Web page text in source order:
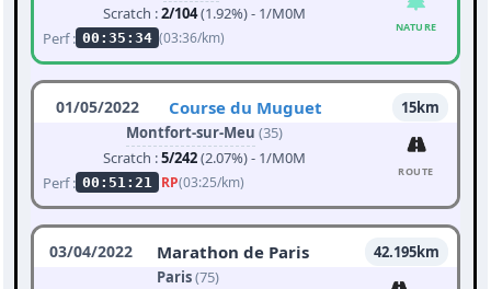
Scratch :2/104(1.92%) - 1/M0M
Perf : 00:35:34 (03:36/km)
NATURE
01/05/2022 Course du Muguet
15km
Montfort-sur-Meu (35)
Scratch :5/242(2.07%) - 1/M0M
Perf : 00:51:21 RP(03:25/km)
ROUTE
03/04/2022 Marathon de Paris
42.195km
Paris(75)